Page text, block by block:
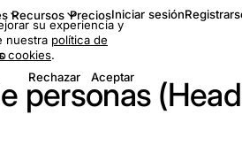
Recursos PreciosIniciar sesión
personas (Head
su experiencia y
nuestra política de
cookies.
Rechazar
Aceptar